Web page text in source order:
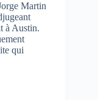
Martin
à Austin.
qui